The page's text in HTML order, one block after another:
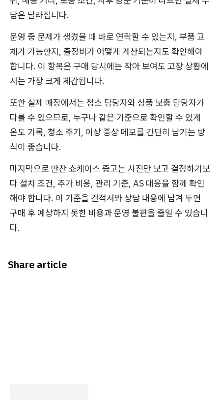
담은 달라집니다.
운영 중 문제가 생겼을 때 바로 연락할 수 있는지, 부품 교
체가 가능한지, 출장비가 어떻게 계산되는지도 확인해야
합니다. 이 항목은 구매 당시에는 작아 보여도 고장 상황에
서는 가장 크게 체감됩니다.
또한 실제 매장에서는 청소 담당자와 상품 보충 담당자가
다를 수 있으므로, 누구나 같은 기준으로 확인할 수 있게
온도 기록, 청소 주기, 이상 증상 메모를 간단히 남기는 방
식이 좋습니다.
마지막으로 반찬 쇼케이스 중고는 사진만 보고 결정하기보
다 설치 조건, 추가 비용, 관리 기준, AS 대응을 함께 확인
해야 합니다. 이 기준을 견적서와 상담 내용에 남겨 두면
구매 후 예상하지 못한 비용과 운영 불편을 줄일 수 있습니
다.
Share article